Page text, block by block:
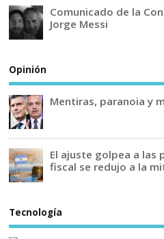
Comunicado de la
Jorge Messi
Opinión
Mentiras, paranoia y
El ajuste golpea a las
fiscal se redujo a la
Tecnología